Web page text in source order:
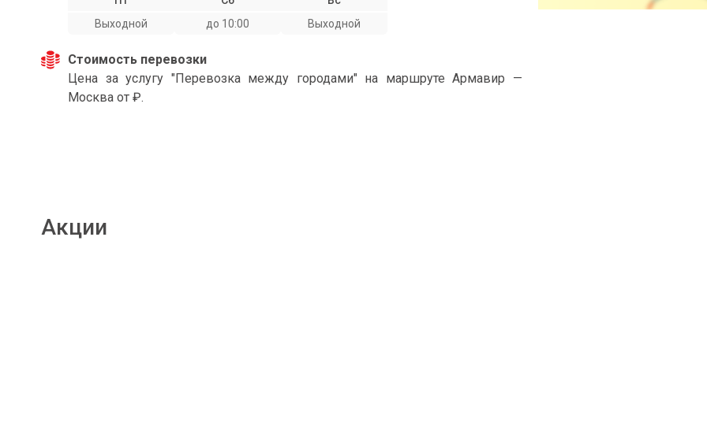
Выходной
до 10:00
Выходной
Стоимость перевозки
Цена за услугу "Перевозка между городами" на маршруте Армавир —
Москва от ₽.
Акции